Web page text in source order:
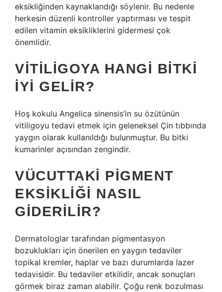
eksikliğinden kaynaklandığı söylenir. Bu nedenle
herkesin düzenli kontroller yaptırması ve tespit
edilen vitamin eksikliklerini gidermesi çok
önemlidir.
VITILIGOYA HANGI BITKI
IYI GELIR?
Hoş kokulu Angelica sinensis’in su özütünün
vitiligoyu tedavi etmek için geleneksel Çin tıbbında
yaygın olarak kullanıldığı bulunmuştur. Bu bitki
kumarinler açısından zengindir.
VÜCUTTAKI PIGMENT
EKSIKLIĞI NASIL
GIDERILIR?
Dermatologlar tarafından pigmentasyon
bozuklukları için önerilen en yaygın tedaviler
topikal kremler, haplar ve bazı durumlarda lazer
tedavisidir. Bu tedaviler etkilidir, ancak sonuçları
görmek biraz zaman alabilir. Çoğu renk bozulması